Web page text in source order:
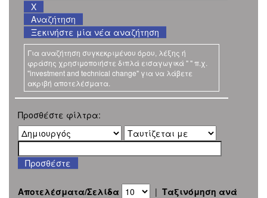
Ξεκινήστε μία νέα αναζήτηση
Για αναζήτηση συγκεκριμένου όρου, λέξης ή
φράσης χρησιμοποιήστε διπλά εισαγωγικά " " π.χ.
"investment and technical change" για να λάβετε
ακριβή αποτελέσματα.
Προσθέστε φίλτρα:
Αποτελέσματα/Σελίδα | Ταξινόμηση ανά